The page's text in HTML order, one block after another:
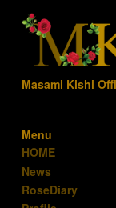
Masami Kishi
Menu
HOME
News
RoseDiary